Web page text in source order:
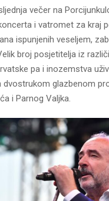
večer na
i vatromet za kraj
ispunjenih veseljem,
broj posjetitelja iz
pa i inozemstva
dvostrukom glazbenom
i Parnog Valjka.